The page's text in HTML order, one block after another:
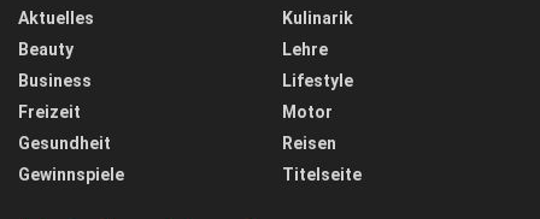
Aktuelles
Beauty
Business
Freizeit
Gesundheit
Gewinnspiele
Kulinarik
Lehre
Lifestyle
Motor
Reisen
Titelseite